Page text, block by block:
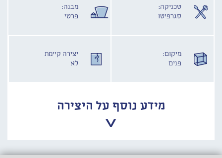
טכניקה:
סגרפיטו
מבנה:
פרטי
מיקום:
פנים
יצירה קיימת
לא
מידע נוסף על היצירה